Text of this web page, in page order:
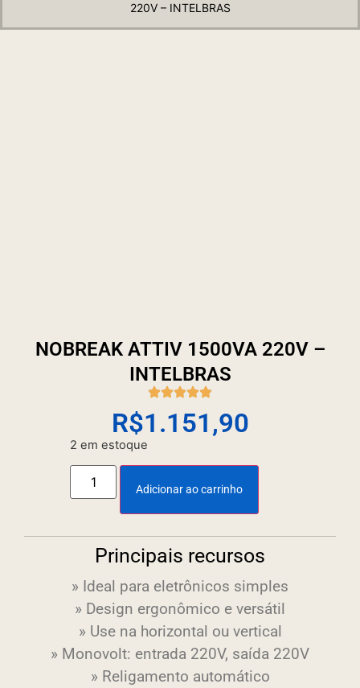
220V – INTELBRAS
NOBREAK ATTIV 1500VA 220V –
INTELBRAS
R$1.151,90
2 em estoque
Adicionar ao carrinho
Principais recursos
» Ideal para eletrônicos simples
» Design ergonômico e versátil
» Use na horizontal ou vertical
» Monovolt: entrada 220V, saída 220V
» Religamento automático